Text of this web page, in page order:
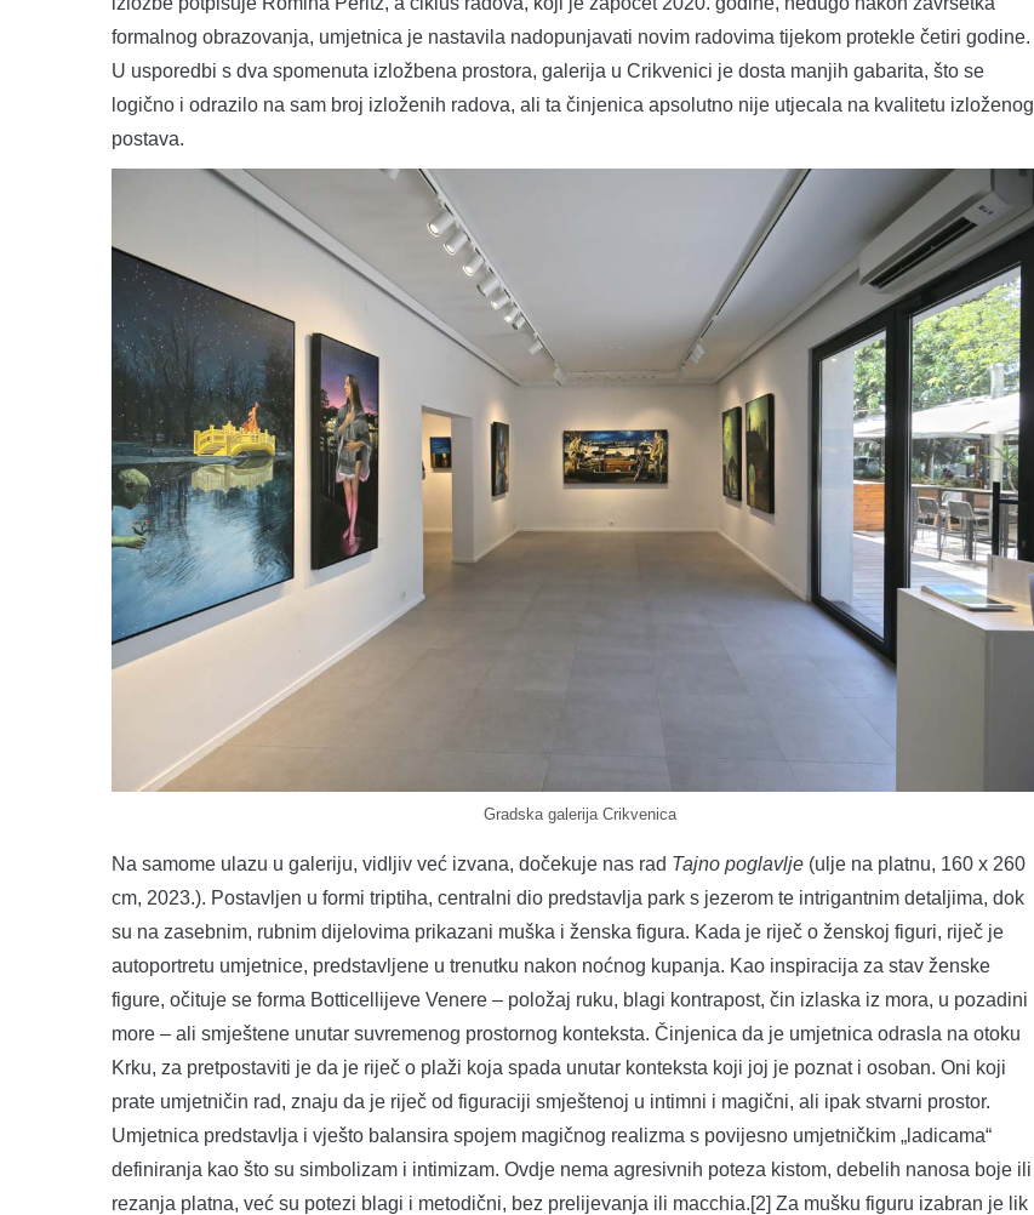
formalnog obrazovanja, umjetnica je nastavila nadopunjavati novim radovima tijekom protekle četiri godine.
U usporedbi s dva spomenuta izložbena prostora, galerija u Crikvenici je dosta manjih gabarita, što se
logično i odrazilo na sam broj izloženih radova, ali ta činjenica apsolutno nije utjecala na kvalitetu izloženog
postava.
Gradska galerija Crikvenica
Na samome ulazu u galeriju, vidljiv već izvana, dočekuje nas rad Tajno poglavlje (ulje na platnu, 160 x 260
cm, 2023.). Postavljen u formi triptiha, centralni dio predstavlja park s jezerom te intrigantnim detaljima, dok
su na zasebnim, rubnim dijelovima prikazani muška i ženska figura. Kada je riječ o ženskoj figuri, riječ je
autoportretu umjetnice, predstavljene u trenutku nakon noćnog kupanja. Kao inspiracija za stav ženske
figure, očituje se forma Botticellijeve Venere – položaj ruku, blagi kontrapost, čin izlaska iz mora, u pozadini
more – ali smještene unutar suvremenog prostornog konteksta. Činjenica da je umjetnica odrasla na otoku
Krku, za pretpostaviti je da je riječ o plaži koja spada unutar konteksta koji joj je poznat i osoban. Oni koji
prate umjetničin rad, znaju da je riječ od figuraciji smještenoj u intimni i magični, ali ipak stvarni prostor.
Umjetnica predstavlja i vješto balansira spojem magičnog realizma s povijesno umjetničkim „ladicama“
definiranja kao što su simbolizam i intimizam. Ovdje nema agresivnih poteza kistom, debelih nanosa boje ili
rezanja platna, već su potezi blagi i metodični, bez prelijevanja ili macchia.[2] Za mušku figuru izabran je lik